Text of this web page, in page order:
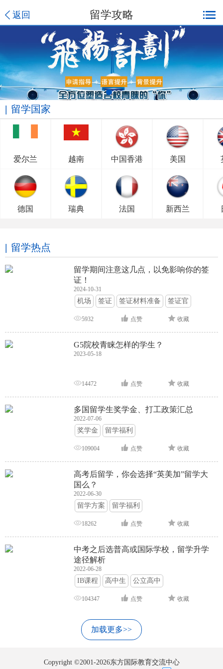
返回 留学攻略
留学国家
爱尔兰 越南 中国香港 美国
德国 瑞典 法国 新西兰
留学热点
留学期间注意这几点，以免影响你的签
证！
2024-10-31
机场 签证 签证材料准备 签证官
签证面试 签证申请攻略
5932 点赞 收藏
G5院校青睐怎样的学生？
2023-05-18
14472 点赞 收藏
多国留学生奖学金、打工政策汇总
2022-07-06
奖学金 留学福利
109004 点赞 收藏
高考后留学，你会选择“英美加”留学大
国么？
2022-06-30
留学方案 留学福利
18262 点赞 收藏
中考之后选普高或国际学校，留学升学
途径解析
2022-06-28
IB课程 高中生 公立高中
104347 点赞 收藏
加载更多>>
Copyright ©2001-2026东方国际教育交流中心